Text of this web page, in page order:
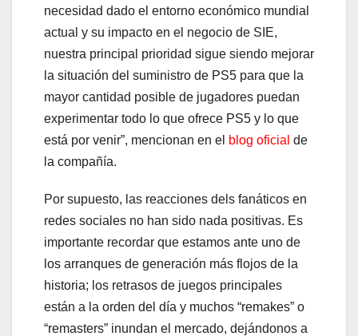
necesidad dado el entorno económico mundial
actual y su impacto en el negocio de SIE,
nuestra principal prioridad sigue siendo mejorar
la situación del suministro de PS5 para que la
mayor cantidad posible de jugadores puedan
experimentar todo lo que ofrece PS5 y lo que
está por venir”, mencionan en el blog oficial de
la compañía.
Por supuesto, las reacciones dels fanáticos en
redes sociales no han sido nada positivas. Es
importante recordar que estamos ante uno de
los arranques de generación más flojos de la
historia; los retrasos de juegos principales
están a la orden del día y muchos “remakes” o
“remasters” inundan el mercado, dejándonos a